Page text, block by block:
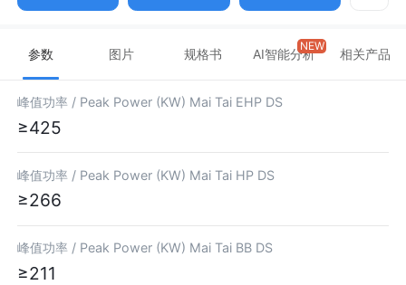
参数 图片 规格书 AI智能分析
NEW
相关产品
峰值功率 / Peak Power (KW) Mai Tai EHP DS
≥425
峰值功率 / Peak Power (KW) Mai Tai HP DS
≥266
峰值功率 / Peak Power (KW) Mai Tai BB DS
≥211